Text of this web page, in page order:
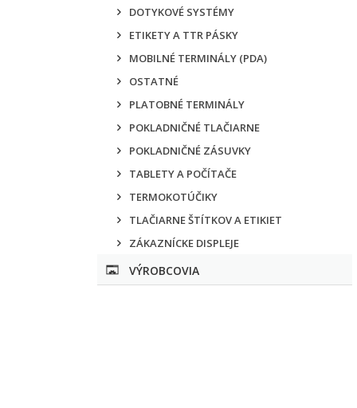
DOTYKOVÉ SYSTÉMY
ETIKETY A TTR PÁSKY
MOBILNÉ TERMINÁLY (PDA)
OSTATNÉ
PLATOBNÉ TERMINÁLY
POKLADNIČNÉ TLAČIARNE
POKLADNIČNÉ ZÁSUVKY
TABLETY A POČÍTAČE
TERMOKOTÚČIKY
TLAČIARNE ŠTÍTKOV A ETIKIET
ZÁKAZNÍCKE DISPLEJE
VÝROBCOVIA